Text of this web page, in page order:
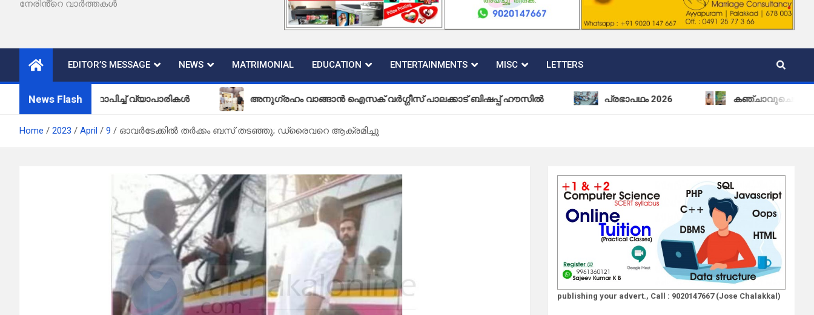
നേരിൻ്റെ വാർത്തകൾ
EDITOR’S MESSAGE NEWS MATRIMONIAL EDUCATION ENTERTAINMENTS MISC LETTERS
News Flash
സ്ഥാപിച്ച് വ്യാപാരികൾ അനുഗ്രഹം വാങ്ങാൻ ഐസക് വര്‍ഗ്ഗീസ് പാലക്കാട് ബിഷപ്പ് ഹൗസില്‍ പ്രഭാപഥം 2026 കഞ്ചാവുചെടികളും കഞ്ചാവും
Home 2023 April 9 ഓവർടേക്കിൽ തർക്കം ബസ് തടഞ്ഞു; ഡ്രൈവറെ ആക്രമിച്ചു
publishing your advert., Call : 9020147667 (Jose Chalakkal)